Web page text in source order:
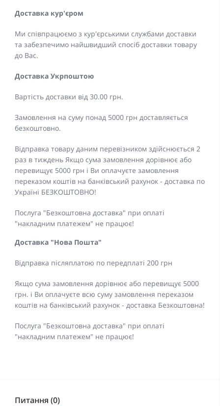
Доставка кур'єром
Ми співпрацюємо з кур'єрськими службами доставки
та забезпечимо найшвидший спосіб доставки товару
до Вас.
Доставка Укрпоштою
Вартість доставки від 30.00 грн.
Замовлення на суму понад 5000 грн доставляється
безкоштовно.
Відправка товару даним перевізником здійснюється 2
раз в тиждень Якщо сума замовлення дорівнює або
перевищує 5000 грн і Ви оплачуєте замовлення
переказом коштів на банківський рахунок - доставка по
Україні БЕЗКОШТОВНО!
Послуга "Безкоштовна доставка" при оплаті
"накладним платежем" не працює!
Доставка "Нова Пошта"
Відправка післяплатою по передплаті 200 грн
Якщо сума замовлення дорівнює або перевищує 5000
грн. і Ви оплачуєте всю суму замовлення переказом
коштів на банківський рахунок - доставка Безкоштовна!
Послуга "Безкоштовна доставка" при оплаті
"накладним платежем" не працює!
Питання (0)